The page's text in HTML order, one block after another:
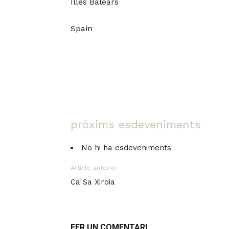
Spain
pròxims esdeveniments
No hi ha esdeveniments
Article anterior
Ca Sa Xiroia